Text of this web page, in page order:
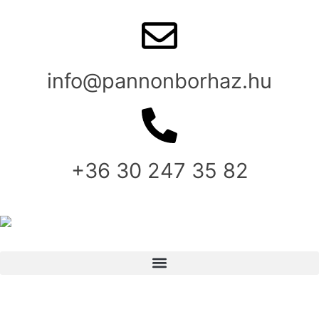
info@pannonborhaz.hu
+36 30 247 35 82